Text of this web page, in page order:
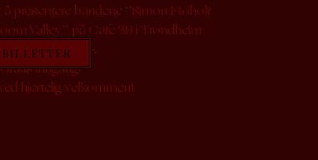
presentere bandene ‘’Simon Moholt
Valley’’ på Cafe 3B i Trondheim
24.06.2024.
Gratis inngang!
hjertelig velkommen!
BILLETTER